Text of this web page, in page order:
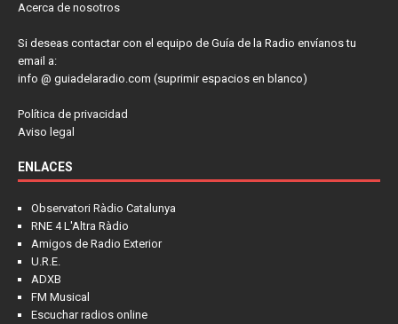
Acerca de nosotros
Si deseas contactar con el equipo de Guía de la Radio envíanos tu
email a:
info @ guiadelaradio.com (suprimir espacios en blanco)
Política de privacidad
Aviso legal
ENLACES
Observatori Ràdio Catalunya
RNE 4 L'Altra Ràdio
Amigos de Radio Exterior
U.R.E.
ADXB
FM Musical
Escuchar radios online